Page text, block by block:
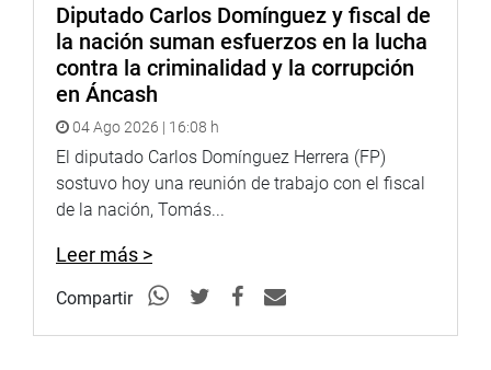
Diputado Carlos Domínguez y fiscal de
la nación suman esfuerzos en la lucha
contra la criminalidad y la corrupción
en Áncash
04 Ago 2026 | 16:08 h
El diputado Carlos Domínguez Herrera (FP)
sostuvo hoy una reunión de trabajo con el fiscal
de la nación, Tomás...
Leer más >
Compartir